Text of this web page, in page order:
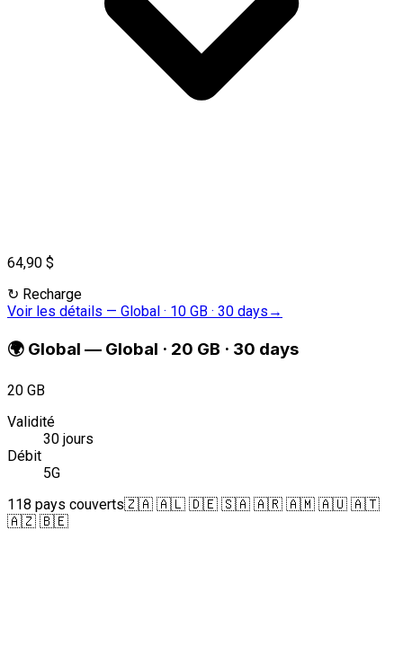
64,90 $
↻ Recharge
Voir les détails — Global · 10 GB · 30 days →
🌍 Global — Global · 20 GB · 30 days
20 GB
Validité
30 jours
Débit
5G
118 pays couverts🇿🇦 🇦🇱 🇩🇪 🇸🇦 🇦🇷 🇦🇲 🇦🇺 🇦🇹
🇦🇿 🇧🇪